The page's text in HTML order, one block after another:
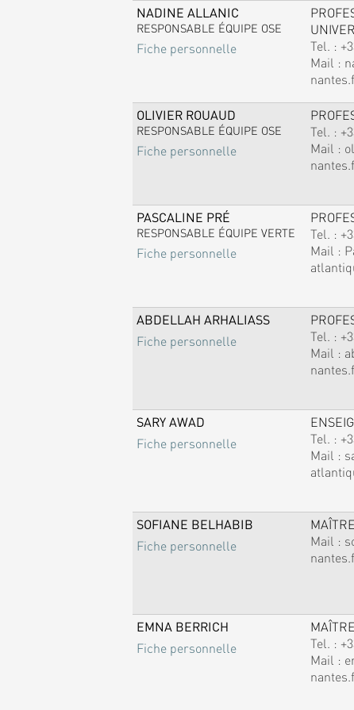
NADINE ALLANIC
RESPONSABLE ÉQUIPE OSE
Fiche personnelle
Tel. :
Mail :
OLIVIER ROUAUD
RESPONSABLE ÉQUIPE OSE
Fiche personnelle
Tel. :
Mail :
PASCALINE PRÉ
RESPONSABLE ÉQUIPE VERTE
Fiche personnelle
Tel. :
Mail :
ABDELLAH ARHALIASS
Fiche personnelle
Tel. :
Mail :
SARY AWAD
Fiche personnelle
Tel. :
Mail :
SOFIANE BELHABIB
Fiche personnelle
Mail :
EMNA BERRICH
Fiche personnelle
Tel. :
Mail :